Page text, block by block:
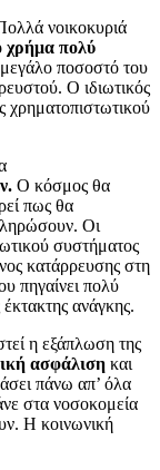
νοικοκυριά
χρήμα πολύ
ποσοστό του
Ο ιδιωτικός
χρηματοπιστωτικού
Ο κόσμος θα
πως θα
Οι
συστήματος
κατάρρευσης στη
πηγαίνει πολύ
ανάγκης.
η εξάπλωση της
ασφάλιση και
πάνω απ’ όλα
στα νοσοκομεία
Η κοινωνική